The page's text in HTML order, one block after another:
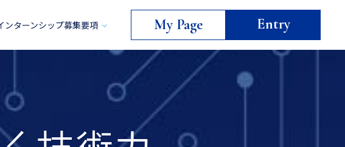
ンターンシップ募集要項 My Page Entry